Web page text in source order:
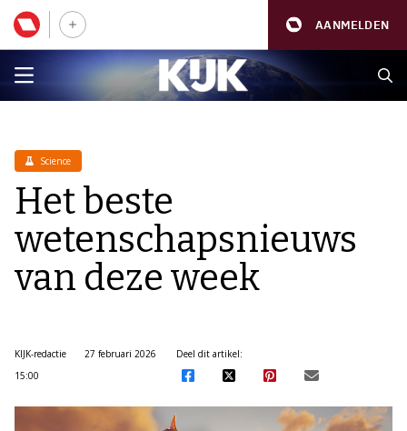
AANMELDEN
Science
Het beste
wetenschapsnieuws
van deze week
KIJK-redactie
27 februari 2026
15:00
Deel dit artikel: